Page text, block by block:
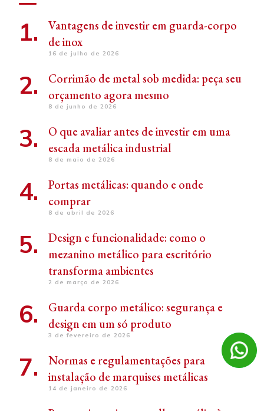
Vantagens de investir em guarda-corpo
de inox
16 de julho de 2026
Corrimão de metal sob medida: peça seu
orçamento agora mesmo
8 de junho de 2026
O que avaliar antes de investir em uma
escada metálica industrial
8 de maio de 2026
Portas metálicas: quando e onde
comprar
8 de abril de 2026
Design e funcionalidade: como o
mezanino metálico para escritório
transforma ambientes
2 de março de 2026
Guarda corpo metálico: segurança e
design em um só produto
3 de fevereiro de 2026
Normas e regulamentações para
instalação de marquises metálicas
14 de janeiro de 2026